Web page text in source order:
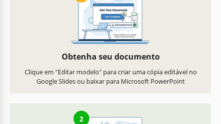
Obtenha seu documento
Clique em "Editar modelo" para criar uma cópia editável no
Google Slides ou baixar para Microsoft PowerPoint
2